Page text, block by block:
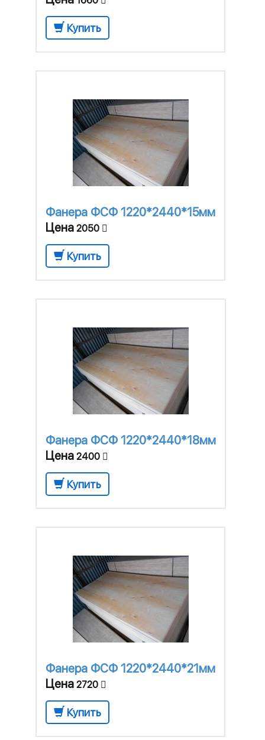
Купить
Фанера ФСФ 1220*2440*15мм
Цена 2050
Купить
Фанера ФСФ 1220*2440*18мм
Цена 2400
Купить
Фанера ФСФ 1220*2440*21мм
Цена 2720
Купить